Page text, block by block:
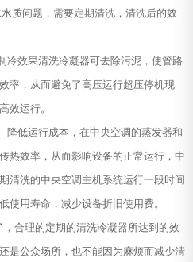
问题，需要定期清洗，清洗后的效
效果清洗冷凝器可去除污泥，使管路
率，从而避免了高压运行超压停机现
效运行。
低运行成本，在中央空调的蒸发器和
热效率，从而影响设备的正常运行，中
清洗的中央空调主机系统运行一段时间
使用寿命，减少设备折旧使用费。
合理的定期的清洗冷凝器所达到的效
是公众场所，也不能因为麻烦而减少清